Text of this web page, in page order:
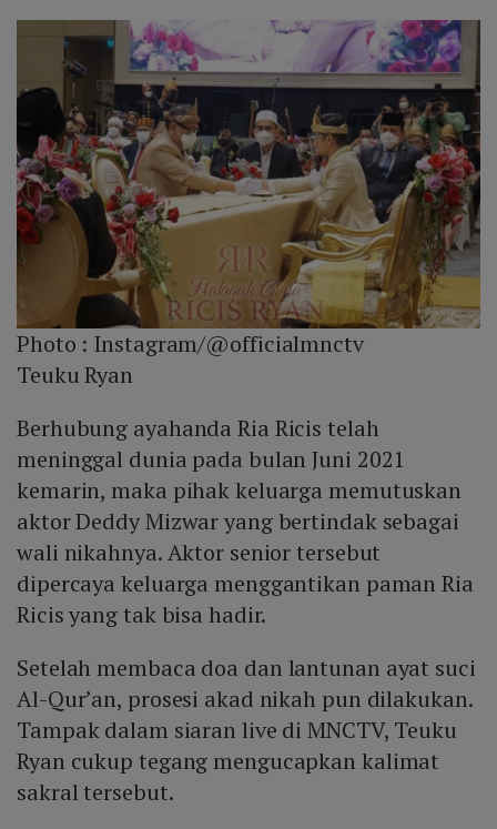
Photo : Instagram/@officialmnctv
Teuku Ryan
Berhubung ayahanda Ria Ricis telah
meninggal dunia pada bulan Juni 2021
kemarin, maka pihak keluarga memutuskan
aktor Deddy Mizwar yang bertindak sebagai
wali nikahnya. Aktor senior tersebut
dipercaya keluarga menggantikan paman Ria
Ricis yang tak bisa hadir.
Setelah membaca doa dan lantunan ayat suci
Al-Qur’an, prosesi akad nikah pun dilakukan.
Tampak dalam siaran live di MNCTV, Teuku
Ryan cukup tegang mengucapkan kalimat
sakral tersebut.